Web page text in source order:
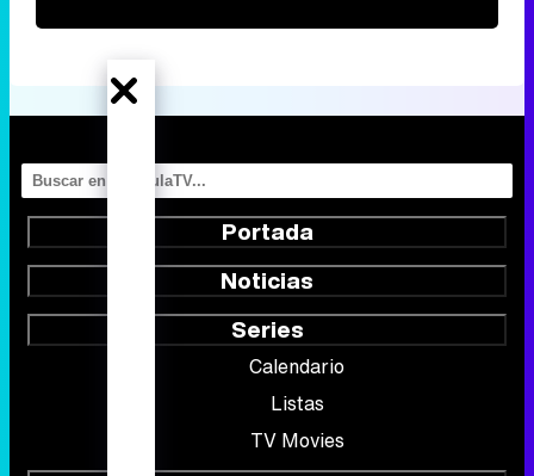
Portada
Noticias
Series
Calendario
Listas
TV Movies